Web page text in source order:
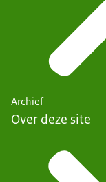
Archief
Over deze site